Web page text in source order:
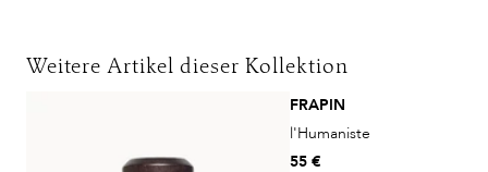
DHL
Weitere Artikel dieser Kollektion
FRAPIN
l'Humaniste
55 €